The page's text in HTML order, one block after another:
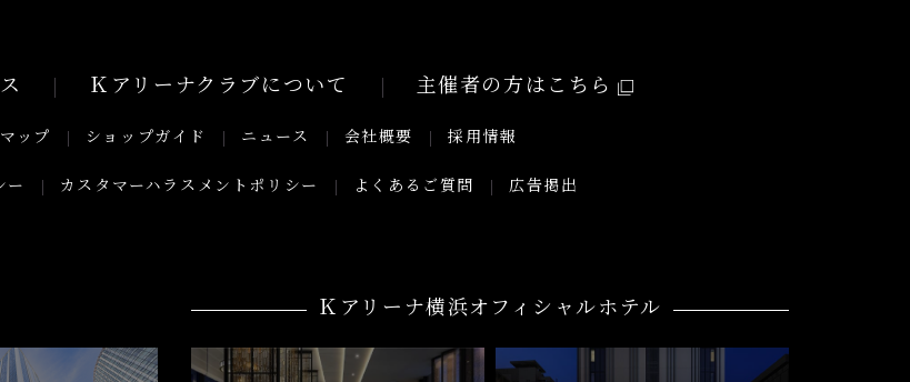
Ｋアリーナクラブについて 主催者の方はこちら
ップ ショップガイド ニュース 会社概要 採用情報
ー カスタマーハラスメントポリシー よくあるご質問 広告掲出
Ｋアリーナ横浜オフィシャルホテル